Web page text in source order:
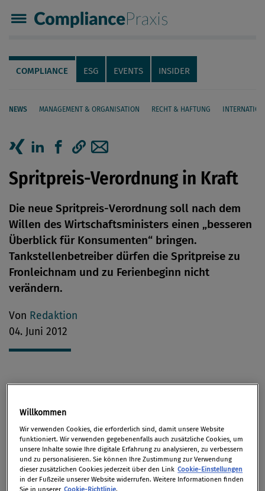
Compliance Praxis
Servicenavigation
Navigation
COMPLIANCE ESG EVENTS INSIDER
NEWS MANAGEMENT & ORGANISATION RECHT & HAFTUNG
Seiteninhalt
Artikel auf Xing teilen
Artikel auf linkedIn teilen
Artikel auf Facebook teilen
Artikellink kopieren
Artikel per Mail teilen
Spritpreis-Verordnung in Kraft
Die neue Spritpreis-Verordnung soll nach dem
Willen des Wirtschaftsministers einen „besseren
Überblick für Konsumenten“ bringen.
Tankstellenbetreiber dürfen die Spritpreise zu
Fronleichnam und zu Ferienbeginn nicht
verändern.
Von Redaktion
04. Juni 2012
Mit der novellierten Spritpreis-Verordnung will
Wirtschaftsminister Reinhold Mitterlehner
und zu Ferienbeginn“ ermöglichen.
Laut der Verordnung werden die Preise für Super
und Diesel vorerst an drei intensiven
Willkommen
Wir verwenden Cookies, die erforderlich sind, damit unsere Website
funktioniert. Wir verwenden gegebenenfalls auch zusätzliche Cookies, um
unsere Inhalte sowie Ihre digitale Erfahrung zu analysieren, zu verbessern
und zu personalisieren. Sie können Ihre Zustimmung zur Verwendung
dieser zusätzlichen Cookies jederzeit über den Link Cookie-Einstellungen
in der Fußzeile unserer Website widerrufen. Weitere Informationen finden